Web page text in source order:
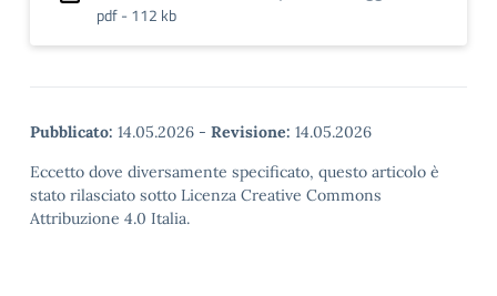
pdf - 112 kb
Pubblicato: 14.05.2026 - Revisione: 14.05.2026
Eccetto dove diversamente specificato, questo articolo è
stato rilasciato sotto Licenza Creative Commons
Attribuzione 4.0 Italia.